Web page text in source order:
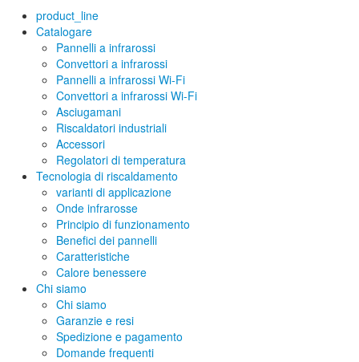
product_line
Catalogare
Pannelli a infrarossi
Convettori a infrarossi
Pannelli a infrarossi Wi-Fi
Convettori a infrarossi Wi-Fi
Asciugamani
Riscaldatori industriali
Accessori
Regolatori di temperatura
Tecnologia di riscaldamento
varianti di applicazione
Onde infrarosse
Principio di funzionamento
Benefici dei pannelli
Caratteristiche
Calore benessere
Chi siamo
Chi siamo
Garanzie e resi
Spedizione e pagamento
Domande frequenti